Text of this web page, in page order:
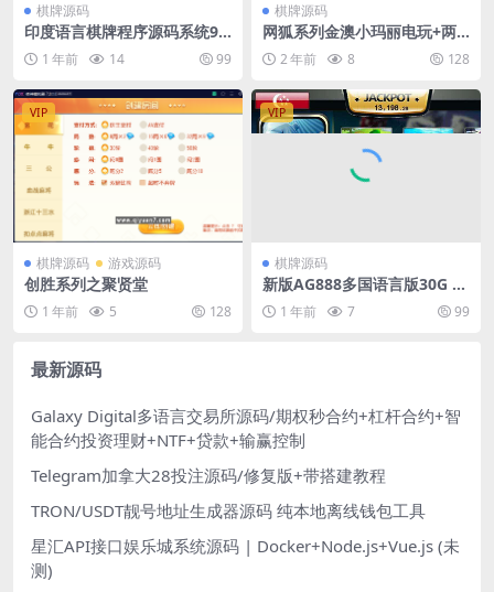
棋牌源码
印度语言棋牌程序源码系统9
款游戏印度扑克拉米等
1 年前 14 99
棋牌源码
网狐系列金澳小玛丽电玩+两
套UI2 年前 8 128
VIP
棋牌源码 游戏源码
创胜系列之聚贤堂
1 年前 5 128
VIP
棋牌源码
新版AG888多国语言版30G UI
工程几十款游戏纯源码
1 年前 7 99
最新源码
Galaxy Digital多语言交易所源码/期权秒合约+杠杆合约+智
能合约投资理财+NTF+贷款+输赢控制
Telegram加拿大28投注源码/修复版+带搭建教程
TRON/USDT靓号地址生成器源码 纯本地离线钱包工具
星汇API接口娱乐城系统源码 | Docker+Node.js+Vue.js (未
测)